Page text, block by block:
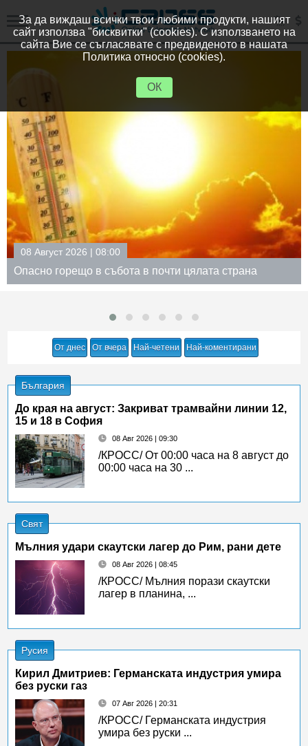
07 Август 2026 | 19:31
Оранжев код за жеги в почти цялата страна в събота
От днес От вчера Най-четени Най-коментирани
България
До края на август: Закриват трамвайни линии 12,
15 и 18 в София
08 Авг 2026 | 09:30
/КРОСС/ От 00:00 часа на 8 август до
00:00 часа на 30 ...
Свят
Мълния удари скаутски лагер до Рим, рани дете
08 Авг 2026 | 08:45
/КРОСС/ Мълния порази скаутски
лагер в планина, ...
Русия
Кирил Дмитриев: Германската индустрия умира
без руски газ
07 Авг 2026 | 20:31
/КРОСС/ Германската индустрия
умира без руски ...
За да виждаш всички твои любими продукти, нашият
сайт използва "бисквитки" (cookies). С използването на
сайта Вие се съгласявате с предвиденото в нашата
Политика относно (cookies).
ОК